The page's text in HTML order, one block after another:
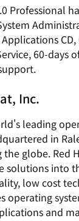
Professional
CD,
60-days
Inc.
leading
in
globe. Red
solutions into
low cost
operating
and